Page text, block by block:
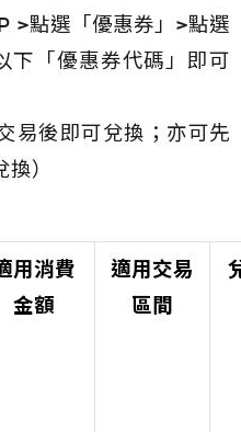
>點選「優惠券」>點選
下「優惠券代碼」即可
易後即可兌換；亦可先
）
用消費
金額
適用交易
區間